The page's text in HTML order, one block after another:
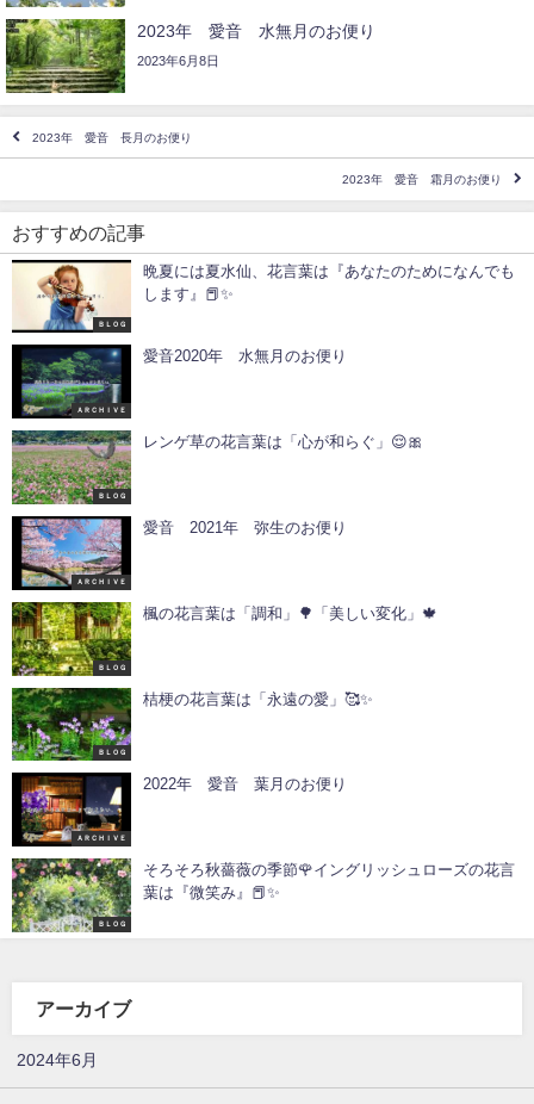
2023年 愛音 水無月のお便り
2023年6月8日
2023年 愛音 長月のお便り
2023年 愛音 霜月のお便り
おすすめの記事
ＢＬＯＧ
晩夏には夏水仙、花言葉は『あなたのためになんでも
します』📕✨
ＡＲＣＨＩＶＥ
愛音2020年 水無月のお便り
ＢＬＯＧ
レンゲ草の花言葉は「心が和らぐ」😌🎀
ＡＲＣＨＩＶＥ
愛音 2021年 弥生のお便り
ＢＬＯＧ
楓の花言葉は「調和」🌳「美しい変化」🍁
ＢＬＯＧ
桔梗の花言葉は「永遠の愛」🥰✨
ＡＲＣＨＩＶＥ
2022年 愛音 葉月のお便り
ＢＬＯＧ
そろそろ秋薔薇の季節🌹イングリッシュローズの花言
葉は『微笑み』📕✨
アーカイブ
2024年6月